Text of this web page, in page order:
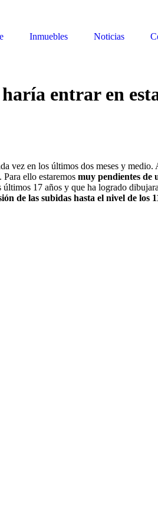
Inmuebles Noticias
entrar en
vez en los últimos dos meses y
ello estaremos muy pendientes de
17 años y que ha logrado
de las subidas hasta el nivel de los